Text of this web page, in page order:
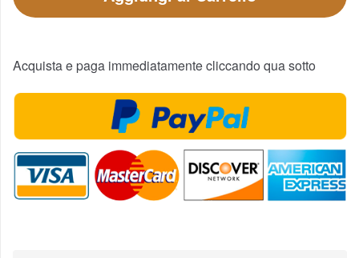
Acquista e paga immediatamente cliccando qua sotto